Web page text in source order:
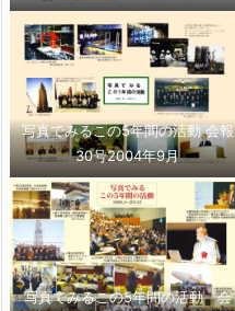
写真でみるこの5年間の活動 会報
30号2004年9月
写真でみるこの5年間の活動 会